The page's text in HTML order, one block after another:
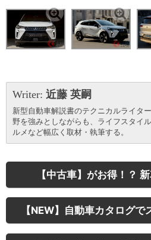
Writer: 近藤 英嗣
新型自動車解説書のテクニカルライタ
野を強みとしながらも、ライフスタイ
ルメなど幅広く取材・執筆する。
【中古車】がお得！？
【NEW】自動車カタログで